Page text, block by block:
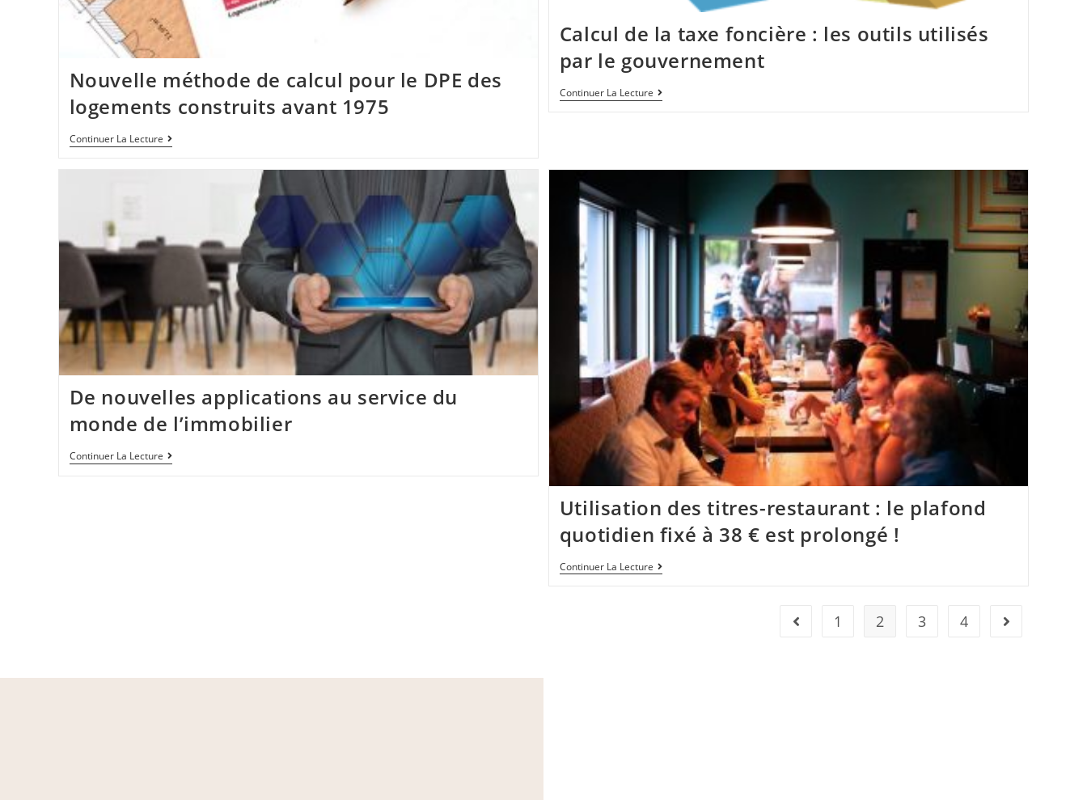
Nouvelle méthode de calcul pour le DPE des
logements construits avant 1975
Continuer La Lecture
Calcul de la taxe foncière : les outils utilisés
par le gouvernement
Continuer La Lecture
De nouvelles applications au service du
monde de l’immobilier
Continuer La Lecture
Utilisation des titres-restaurant : le plafond
quotidien fixé à 38 € est prolongé !
Continuer La Lecture
1 2 3 4